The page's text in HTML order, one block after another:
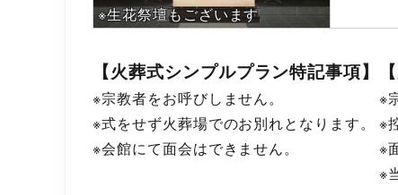
※生花祭壇もございます
【火葬式シンプルプラン特記事項】
※宗教者をお呼びしません。
※式をせず火葬場でのお別れとなります。
※会館にて面会はできません。
※
※
※
※